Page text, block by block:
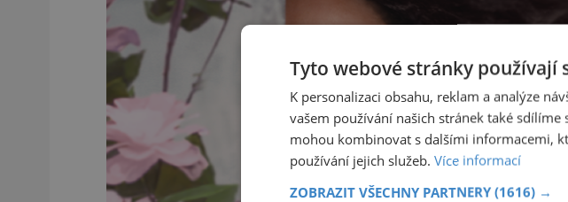
Tyto webové stránky používají
K personalizaci obsahu, reklam a analýze
vašem používání našich stránek také
mohou kombinovat s dalšími informacemi,
používání jejich služeb. Více informací
ZOBRAZIT VŠECHNY PARTNERY (1616) →